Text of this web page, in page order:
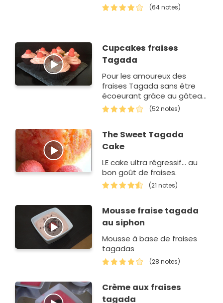
(64 notes)
Cupcakes fraises
Tagada
Pour les amoureux des
fraises Tagada sans être
écoeurant grâce au gâteau
citron-vanille.(52 notes)
The Sweet Tagada
Cake
LE cake ultra régressif... au
bon goût de fraises.
(21 notes)
Mousse fraise tagada
au siphon
Mousse à base de fraises
tagadas
(28 notes)
Crème aux fraises
tagada